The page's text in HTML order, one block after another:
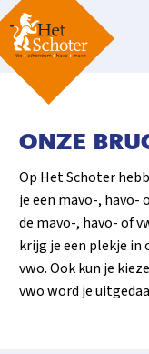
ONZE
Op Het Schoter
je een mavo-, havo-
de mavo-, havo- of
krijg je een plekje
vwo. Ook kun je
vwo word je